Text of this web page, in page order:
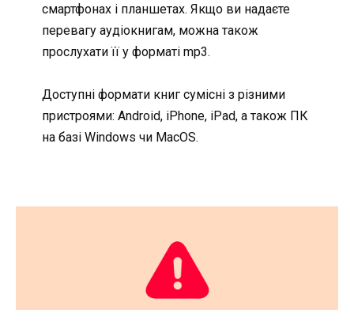
смартфонах і планшетах. Якщо ви надаєте
перевагу аудіокнигам, можна також
прослухати її у форматі mp3.
Доступні формати книг сумісні з різними
пристроями: Android, iPhone, iPad, а також ПК
на базі Windows чи MacOS.